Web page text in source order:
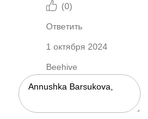
(0)
Ответить
1 октября 2024
Beehive